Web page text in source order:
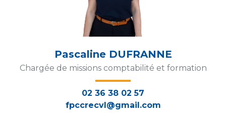
Pascaline DUFRANNE
Chargée de missions comptabilité et formation
02 36 38 02 57
fpccrecvl@gmail.com